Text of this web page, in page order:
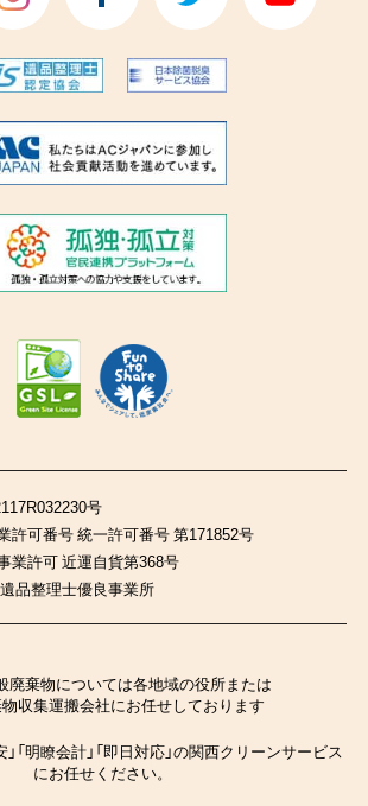
号
許可番号 統一許可番号 第171852号
業許可 近運自貨第368号
品整理士優良事業所
廃棄物については各地域の役所または
収集運搬会社にお任せしております
「明瞭会計」「即日対応」の関西クリーンサービス
にお任せください。